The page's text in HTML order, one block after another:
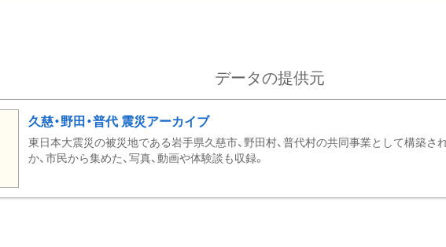
データの提供元
久慈・野田・普代 震災アーカイブ
東日本大震災の被災地である岩手県久慈市、野田村、普代村の共同事業として構築さ
か、市民から集めた、写真、動画や体験談も収録。